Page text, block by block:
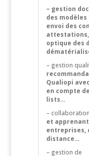
– gestion
des modèles
envoi des
attestations,
optique des
– gestion
Qualiopi
en compte
lists…
–
et
entreprises,
distance…
– gestion de